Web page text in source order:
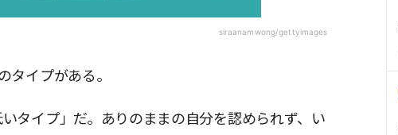
siraanamwong/gettyimages
タイプがある。
タイプ」だ。ありのままの自分を認められず、い